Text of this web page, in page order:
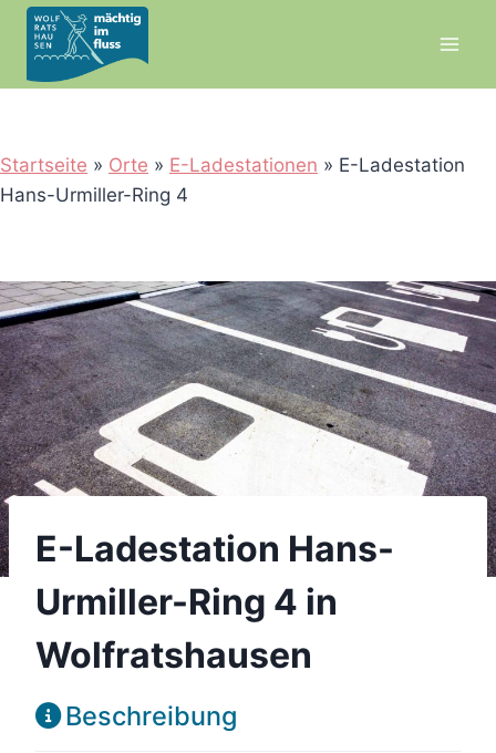
Zum
Inhalt
springen
Startseite » Orte » E-Ladestationen » E-Ladestation
Hans-Urmiller-Ring 4
E-Ladestation Hans-
Urmiller-Ring 4 in
Wolfratshausen
Beschreibung